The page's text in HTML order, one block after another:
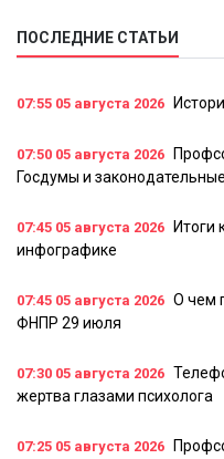
ПОСЛЕДНИЕ СТАТЬИ
07:55 05 августа 2026
07:50 05 августа 2026
Госдумы и
07:45 05 августа 2026
Итоги
инфографике
07:45 05 августа 2026 О чем
ФНПР 29 июля
07:30 05 августа 2026
жертва глазами психолога
07:25 05 августа 2026